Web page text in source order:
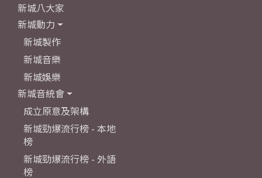
新城八大家
新城動力
新城製作
新城音樂
新城娛樂
新城音統會
成立原意及架構
新城勁爆流行榜 - 本地
榜
新城勁爆流行榜 - 外語
榜